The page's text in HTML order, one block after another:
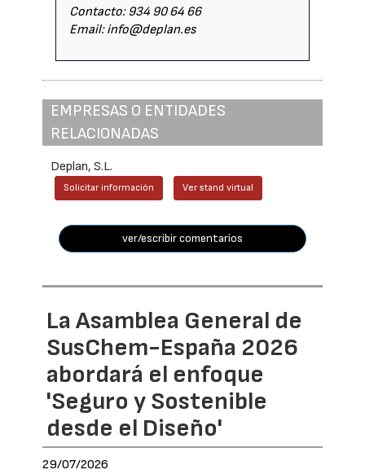
Contacto: 934 90 64 66
Email: info@deplan.es
EMPRESAS O ENTIDADES
RELACIONADAS
Deplan, S.L.
Solicitar información Ver stand virtual
ver/escribir comentarios
La Asamblea General de
SusChem-España 2026
abordará el enfoque
'Seguro y Sostenible
desde el Diseño'
29/07/2026